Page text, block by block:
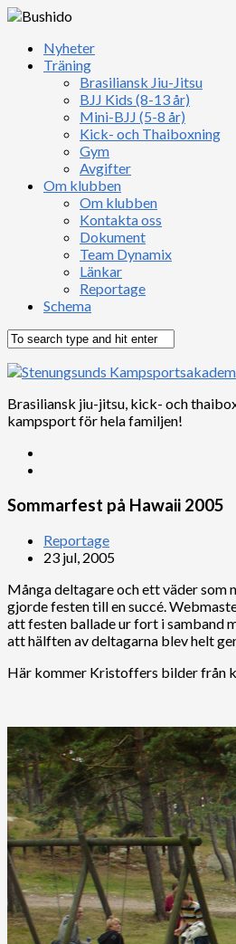
Nyheter
Träning
Brasiliansk Jiu-Jitsu
BJJ Kids (8-13 år)
Mini-BJJ (5-8 år)
Kick- och Thaiboxning
Gym
Avgifter
Om klubben
Om klubben
Kontakta oss
Dokument
Team Dynamix
Länkar
Reportage
Schema
Brasiliansk jiu-jitsu, kick- och
kampsport för hela familjen!
Sommarfest på Hawaii 2005
Reportage
23 jul, 2005
Många deltagare och ett väder som
gjorde festen till en succé.
att festen ballade ur fort i samband
att hälften av deltagarna blev helt
Här kommer Kristoffers bilder från